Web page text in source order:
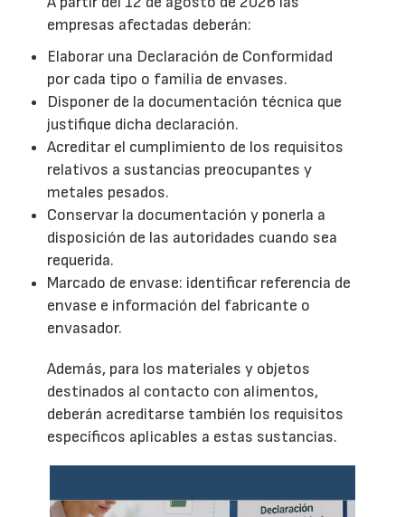
empresas afectadas deberán:
Elaborar una Declaración de Conformidad
por cada tipo o familia de envases.
Disponer de la documentación técnica que
justifique dicha declaración.
Acreditar el cumplimiento de los requisitos
relativos a sustancias preocupantes y
metales pesados.
Conservar la documentación y ponerla a
disposición de las autoridades cuando sea
requerida.
Marcado de envase: identificar referencia de
envase e información del fabricante o
envasador.
Además, para los materiales y objetos
destinados al contacto con alimentos,
deberán acreditarse también los requisitos
específicos aplicables a estas sustancias.